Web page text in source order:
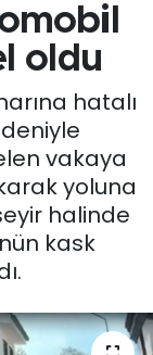
oldu
hatalı
vakaya
yoluna
halinde
kask